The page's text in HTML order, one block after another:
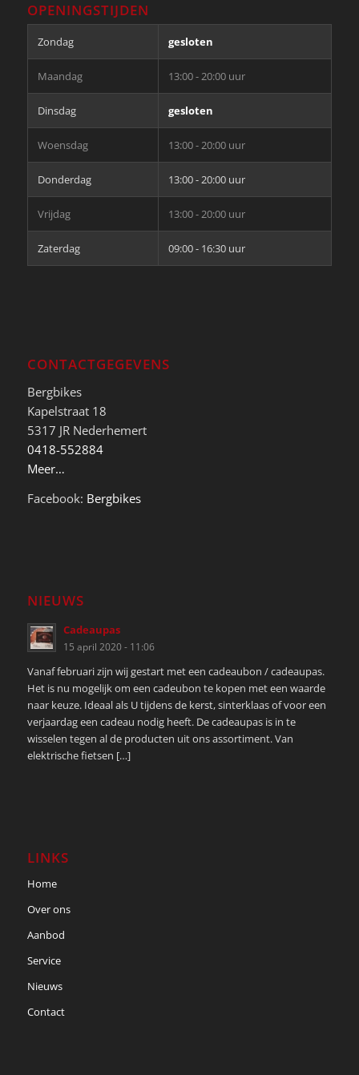
OPENINGSTIJDEN
Zondag gesloten
Maandag 13:00 - 20:00 uur
Dinsdag gesloten
Woensdag 13:00 - 20:00 uur
Donderdag 13:00 - 20:00 uur
Vrijdag 13:00 - 20:00 uur
Zaterdag 09:00 - 16:30 uur
CONTACTGEGEVENS
Bergbikes
Kapelstraat 18
5317 JR Nederhemert
0418-552884
Meer…
Facebook: Bergbikes
NIEUWS
Cadeaupas
15 april 2020 - 11:06
Vanaf februari zijn wij gestart met een cadeaubon / cadeaupas.
Het is nu mogelijk om een cadeubon te kopen met een waarde
naar keuze. Ideaal als U tijdens de kerst, sinterklaas of voor een
verjaardag een cadeau nodig heeft. De cadeaupas is in te
wisselen tegen al de producten uit ons assortiment. Van
elektrische fietsen […]
LINKS
Home
Over ons
Aanbod
Service
Nieuws
Contact